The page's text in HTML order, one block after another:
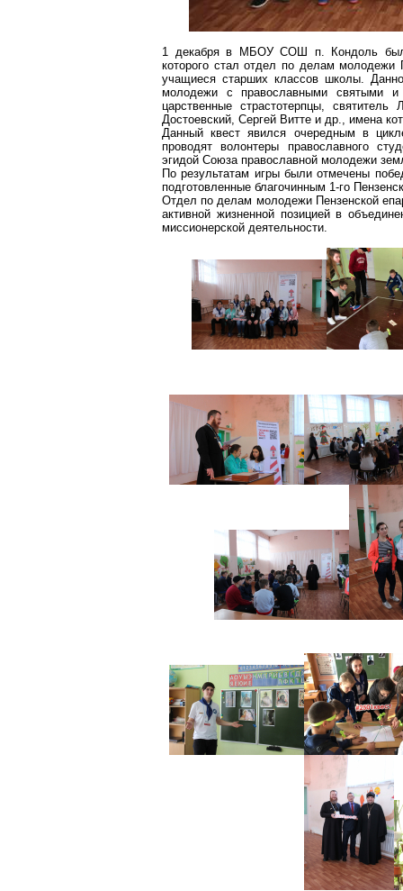
1 декабря в МБОУ СОШ п. Кондоль
которого стал отдел по делам молодежи
учащиеся старших классов школы.
молодежи с православными святыми и
царственные страстотерпцы,
Достоевский, Сергей Витте и др., имена
Данныйквест явился очередным в
проводят волонтеры православного
эгидой Союза православной молодежи
По результатам игры были отмечены
подготовленные благочинным 1-го
Отдел по делам молодежи Пензенской
активной жизненной позицией в
миссионерской деятельности.